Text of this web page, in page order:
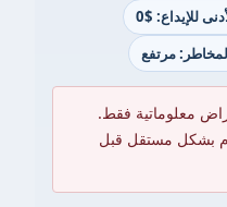
للإيداع: $0
مرتفع
معلوماتية فقط.
بشكل مستقل قبل